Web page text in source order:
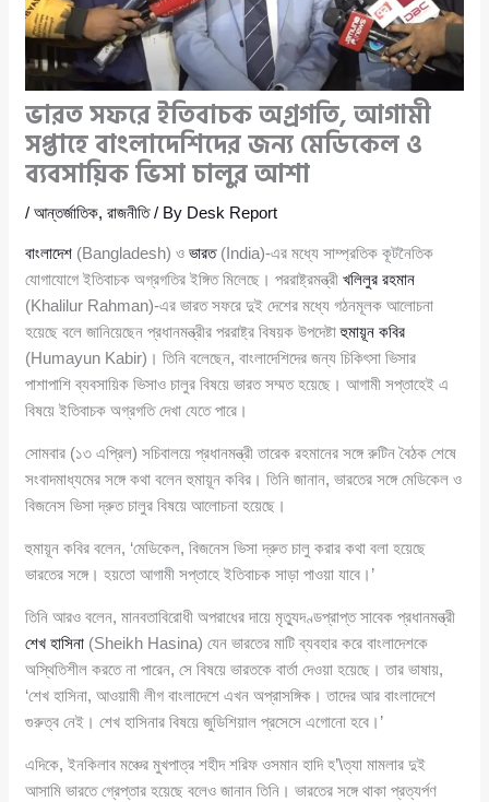
ভারত সফরে ইতিবাচক অগ্রগতি, আগামী
সপ্তাহে বাংলাদেশিদের জন্য মেডিকেল ও
ব্যবসায়িক ভিসা চালুর আশা
/আন্তর্জাতিক,রাজনীতি/ By Desk Report
বাংলাদেশ (Bangladesh) ওভারত(India)-এর মধ্যে সাম্প্রতিক কূটনৈতিক
যোগাযোগে ইতিবাচক অগ্রগতির ইঙ্গিত মিলেছে। পররাষ্ট্রমন্ত্রীখলিলুর রহমান
(Khalilur Rahman)-এর ভারত সফরে দুই দেশের মধ্যে গঠনমূলক আলোচনা
হয়েছে বলে জানিয়েছেন প্রধানমন্ত্রীর পররাষ্ট্র বিষয়ক উপদেষ্টাহুমায়ূন কবির
(Humayun Kabir)। তিনি বলেছেন, বাংলাদেশিদের জন্য চিকিৎসা ভিসার
পাশাপাশি ব্যবসায়িক ভিসাও চালুর বিষয়ে ভারত সম্মত হয়েছে। আগামী সপ্তাহেই এ
বিষয়ে ইতিবাচক অগ্রগতি দেখা যেতে পারে।
সোমবার (১৩ এপ্রিল) সচিবালয়ে প্রধানমন্ত্রী তারেক রহমানের সঙ্গে রুটিন বৈঠক শেষে
সংবাদমাধ্যমের সঙ্গে কথা বলেন হুমায়ূন কবির। তিনি জানান, ভারতের সঙ্গে মেডিকেল ও
বিজনেস ভিসা দ্রুত চালুর বিষয়ে আলোচনা হয়েছে।
হুমায়ূন কবির বলেন, ‘মেডিকেল, বিজনেস ভিসা দ্রুত চালু করার কথা বলা হয়েছে
ভারতের সঙ্গে। হয়তো আগামী সপ্তাহে ইতিবাচক সাড়া পাওয়া যাবে।’
তিনি আরও বলেন, মানবতাবিরোধী অপরাধের দায়ে মৃত্যুদণ্ডপ্রাপ্ত সাবেক প্রধানমন্ত্রী
শেখ হাসিনা (Sheikh Hasina) যেন ভারতের মাটি ব্যবহার করে বাংলাদেশকে
অস্থিতিশীল করতে না পারেন, সে বিষয়ে ভারতকে বার্তা দেওয়া হয়েছে। তার ভাষায়,
‘শেখ হাসিনা, আওয়ামী লীগ বাংলাদেশে এখন অপ্রাসঙ্গিক। তাদের আর বাংলাদেশে
গুরুত্ব নেই। শেখ হাসিনার বিষয়ে জুডিশিয়াল প্রসেসে এগোনো হবে।’
এদিকে, ইনকিলাব মঞ্চের মুখপাত্র শহীদ শরিফ ওসমান হাদি হ’\ত্যা মামলার দুই
আসামি ভারতে গ্রেপ্তার হয়েছে বলেও জানান তিনি। ভারতের সঙ্গে থাকা প্রত্যর্পণ